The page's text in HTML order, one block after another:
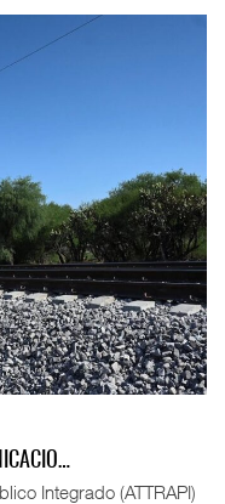
Integrado (ATTRAPI)